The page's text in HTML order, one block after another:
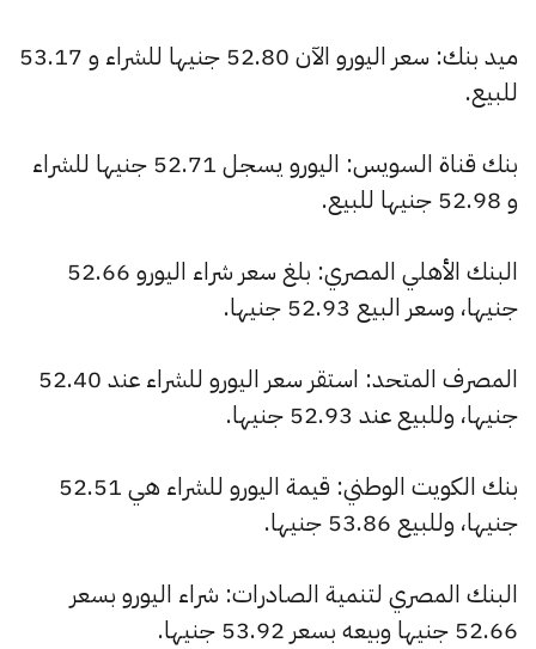
ميد بنك: سعر اليورو الآن 52.80 جنيها للشراء و 53.17
للبيع.
بنك قناة السويس: اليورو يسجل 52.71 جنيها للشراء
و 52.98 جنيها للبيع.
البنك الأهلي المصري: بلغ سعر شراء اليورو 52.66
جنيها، وسعر البيع 52.93 جنيها.
المصرف المتحد: استقر سعر اليورو للشراء عند 52.40
جنيها، وللبيع عند 52.93 جنيها.
بنك الكويت الوطني: قيمة اليورو للشراء هي 52.51
جنيها، وللبيع 53.86 جنيها.
البنك المصري لتنمية الصادرات: شراء اليورو بسعر
52.66 جنيها وبيعه بسعر 53.92 جنيها.